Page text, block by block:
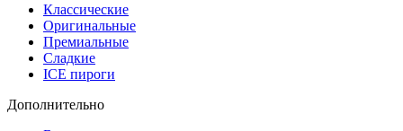
Классические
Оригинальные
Премиальные
Сладкие
ICE пироги
Дополнительно